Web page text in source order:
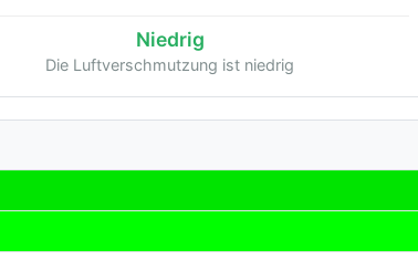
Niedrig
Die Luftverschmutzung ist niedrig